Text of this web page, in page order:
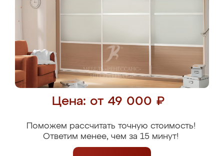
Цена: от 49 000 ₽
Поможем рассчитать точную стоимость!
Ответим менее, чем за 15 минут!